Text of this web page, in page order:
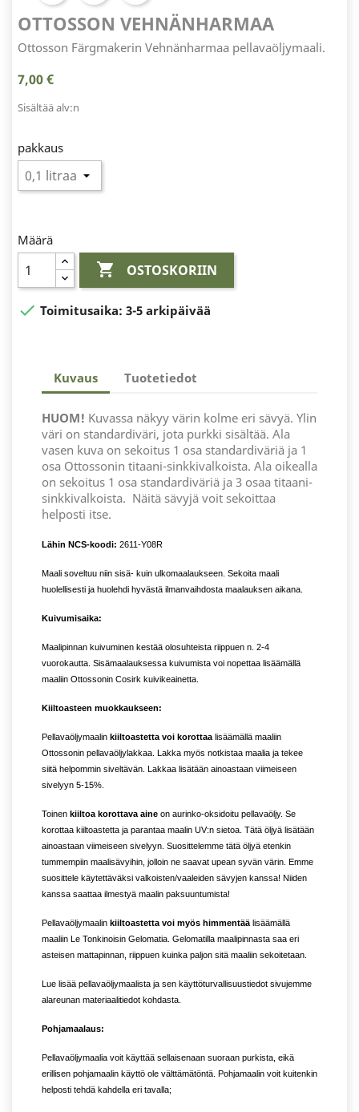
OTTOSSON VEHNÄNHARMAA
Ottosson Färgmakerin Vehnänharmaa pellavaöljymaali.
7,00 €
Sisältää alv:n
pakkaus
Määrä
 OSTOSKORIIN
 Toimitusaika: 3-5 arkipäivää
Kuvaus Tuotetiedot
HUOM! Kuvassa näkyy värin kolme eri sävyä. Ylin
väri on standardiväri, jota purkki sisältää. Ala
vasen kuva on sekoitus 1 osa standardiväriä ja 1
osa Ottossonin titaani-sinkkivalkoista. Ala oikealla
on sekoitus 1 osa standardiväriä ja 3 osaa titaani-
sinkkivalkoista. Näitä sävyjä voit sekoittaa
helposti itse.
Lähin NCS-koodi: 2611-Y08R
Maali soveltuu niin sisä- kuin ulkomaalaukseen. Sekoita maali
huolellisesti ja huolehdi hyvästä ilmanvaihdosta maalauksen aikana.
Kuivumisaika:
Maalipinnan kuivuminen kestää olosuhteista riippuen n. 2-4
vuorokautta. Sisämaalauksessa kuivumista voi nopettaa lisäämällä
maaliin Ottossonin Cosirk kuivikeainetta.
Kiiltoasteen muokkaukseen:
Pellavaöljymaalin kiiltoastetta voi korottaa lisäämällä maaliin
Ottossonin pellavaöljylakkaa. Lakka myös notkistaa maalia ja tekee
siitä helpommin siveltävän. Lakkaa lisätään ainoastaan viimeiseen
sivelyyn 5-15%.
Toinen kiiltoa korottava aine on aurinko-oksidoitu pellavaöljy. Se
korottaa kiiltoastetta ja parantaa maalin UV:n sietoa. Tätä öljyä lisätään
ainoastaan viimeiseen sivelyyn. Suosittelemme tätä öljyä etenkin
tummempiin maalisävyihin, jolloin ne saavat upean syvän värin. Emme
suosittele käytettäväksi valkoisten/vaaleiden sävyjen kanssa! Niiden
kanssa saattaa ilmestyä maalin paksuuntumista!
Pellavaöljymaalin kiiltoastetta voi myös himmentää lisäämällä
maaliin Le Tonkinoisin Gelomatia. Gelomatilla maalipinnasta saa eri
asteisen mattapinnan, riippuen kuinka paljon sitä maaliin sekoitetaan.
Lue lisää pellavaöljymaalista ja sen käyttöturvallisuustiedot sivujemme
alareunan materiaalitiedot kohdasta.
Pohjamaalaus:
Pellavaöljymaalia voit käyttää sellaisenaan suoraan purkista, eikä
erillisen pohjamaalin käyttö ole välttämätöntä. Pohjamaalin voit kuitenkin
helposti tehdä kahdella eri tavalla;